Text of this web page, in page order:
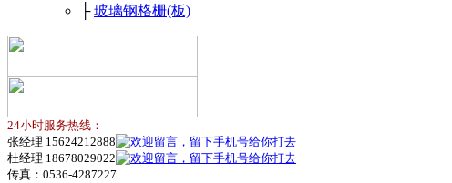
├玻璃钢格栅(板)
24小时服务热线：
张经理 15624212888
杜经理 18678029022
传真：0536-4287227